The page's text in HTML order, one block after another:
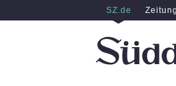
SZ.de Zeitung